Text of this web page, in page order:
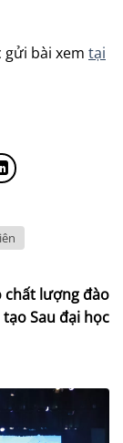
gửi bài xem tại
chất lượng đào
tạo Sau đại học